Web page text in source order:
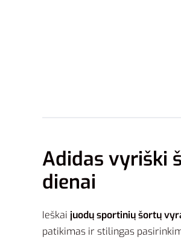
Adidas vyriški
dienai
Ieškai juodų sportinių šortų
patikimas ir stilingas